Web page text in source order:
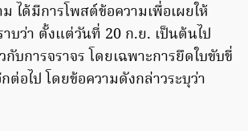
ได้มีการโพสต์ข้อความเพื่อเผยให้
บว่า ตั้งแต่วันที่ 20 ก.ย. เป็นต้นไป
บการจราจร โดยเฉพาะการยึดใบขับขี่
ต่อไป โดยข้อความดังกล่าวระบุว่า